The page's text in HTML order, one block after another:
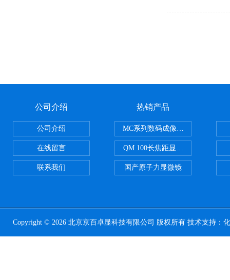
公司介绍
公司介绍
在线留言
联系我们
热销产品
MC系列数码成像系统
QM 100长焦距显微镜
国产原子力显微镜
Copyright © 2026 北京京百卓显科技有限公司 版权所有 技术支持：